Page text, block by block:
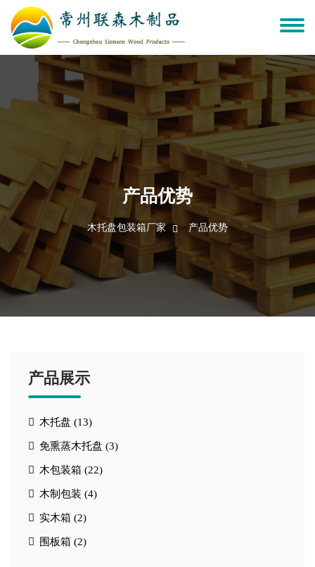
产品优势
木托盘包装箱厂家 产品优势
产品展示
木托盘 (13)
免熏蒸木托盘 (3)
木包装箱 (22)
木制包装 (4)
实木箱 (2)
围板箱 (2)